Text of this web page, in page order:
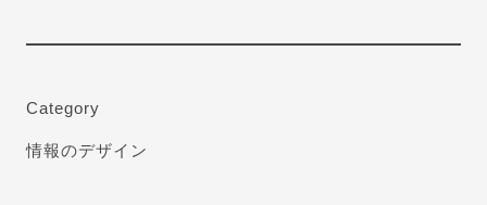
Category
情報のデザイン